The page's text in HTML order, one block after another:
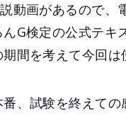
動画があるので
んG検定の公式テ
間を考えて今回は
、試験を終えて